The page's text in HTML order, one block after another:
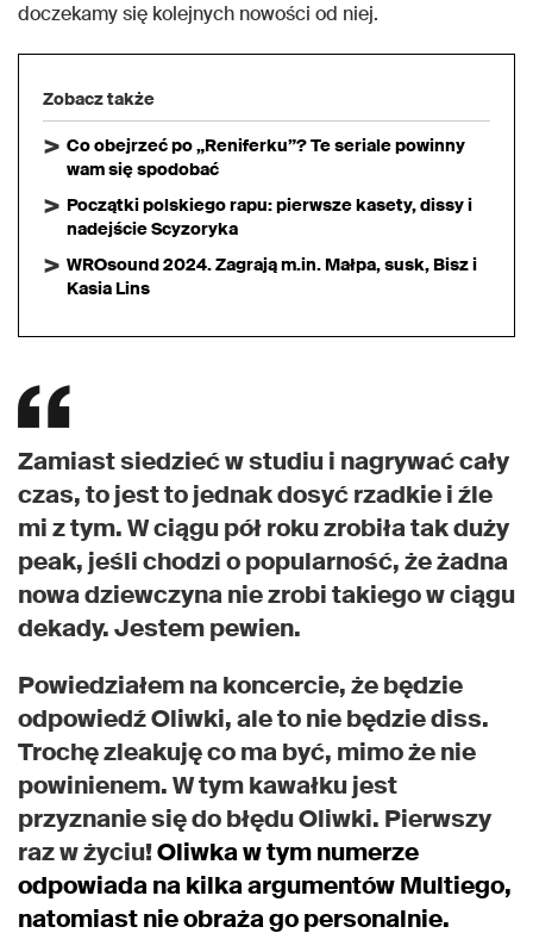
doczekamy się kolejnych nowości od niej.
Zobacz także
Co obejrzeć po „Reniferku”? Te seriale powinny
wam się spodobać
Początki polskiego rapu: pierwsze kasety, dissy i
nadejście Scyzoryka
WROsound 2024. Zagrają m.in. Małpa, susk, Bisz i
Kasia Lins
Zamiast siedzieć w studiu i nagrywać cały
czas, to jest to jednak dosyć rzadkie i źle
mi z tym. W ciągu pół roku zrobiła tak duży
peak, jeśli chodzi o popularność, że żadna
nowa dziewczyna nie zrobi takiego w ciągu
dekady. Jestem pewien.
Powiedziałem na koncercie, że będzie
odpowiedź Oliwki, ale to nie będzie diss.
Trochę zleakuję co ma być, mimo że nie
powinienem. W tym kawałku jest
przyznanie się do błędu Oliwki. Pierwszy
raz w życiu!Oliwka w tym numerze
odpowiada na kilka argumentów Multiego,
natomiast nie obraża go personalnie.